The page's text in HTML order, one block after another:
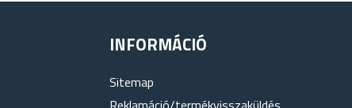
INFORMÁCIÓ
Sitemap